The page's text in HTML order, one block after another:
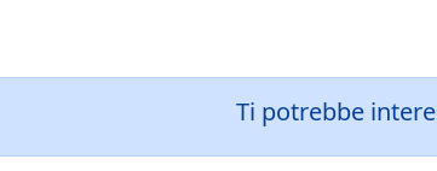
Ti potrebbe